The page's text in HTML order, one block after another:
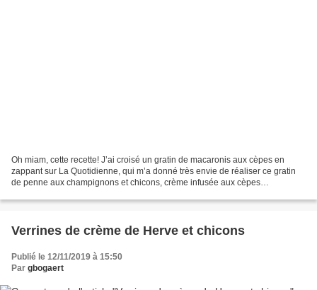
Oh miam, cette recette! J’ai croisé un gratin de macaronis aux cèpes en
zappant sur La Quotidienne, qui m’a donné très envie de réaliser ce gratin
de penne aux champignons et chicons, crème infusée aux cèpes
Verrines de crème de Herve et chicons
Publié le 12/11/2019 à 15:50
Par gbogaert